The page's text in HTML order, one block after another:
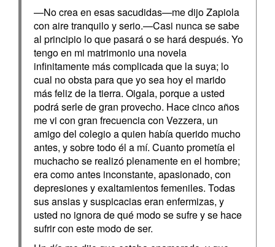
—No crea en esas sacudidas—me dijo Zapiola
con aire tranquilo y serio.—Casi nunca se sabe
al principio lo que pasará o se hará después. Yo
tengo en mi matrimonio una novela
infinitamente más complicada que la suya; lo
cual no obsta para que yo sea hoy el marido
más feliz de la tierra. Oigala, porque a usted
podrá serle de gran provecho. Hace cinco años
me vi con gran frecuencia con Vezzera, un
amigo del colegio a quien había querido mucho
antes, y sobre todo él a mí. Cuanto prometía el
muchacho se realizó plenamente en el hombre;
era como antes inconstante, apasionado, con
depresiones y exaltamientos femeniles. Todas
sus ansias y suspicacias eran enfermizas, y
usted no ignora de qué modo se sufre y se hace
sufrir con este modo de ser.